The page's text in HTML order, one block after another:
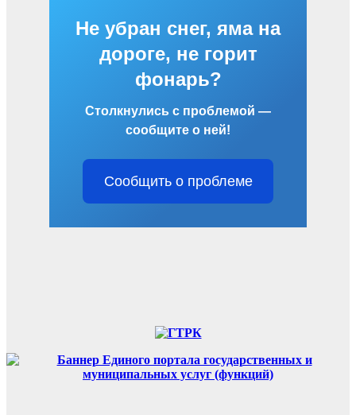
Не убран снег, яма на
дороге, не горит
фонарь?
Столкнулись с проблемой —
сообщите о ней!
Сообщить о проблеме